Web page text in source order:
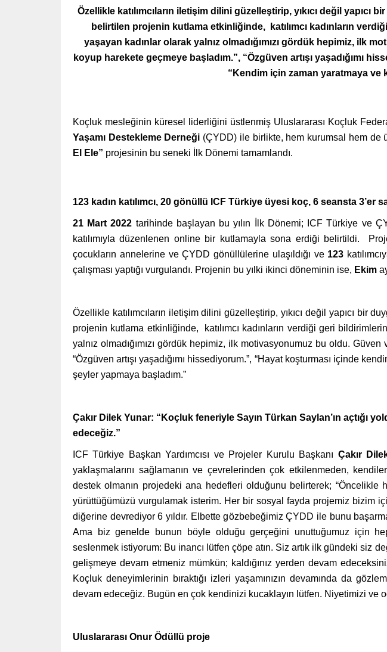
Özellikle katılımcıların iletişim dilini güzelleştirip, yıkıcı değil yapıcı
belirtilen projenin kutlama etkinliğinde, katılımcı kadınların
yaşayan kadınlar olarak yalnız olmadığımızı gördük hepimiz, ilk
koyup harekete geçmeye başladım.”, “Özgüven artışı yaşadığımı
“Kendim için zaman yaratmaya ve
Koçluk mesleğinin küresel liderliğini üstlenmiş Uluslararası Koçluk
Yaşamı Destekleme Derneği (ÇYDD) ile birlikte, hem kurumsal hem de
El Ele” projesinin bu seneki İlk Dönemi tamamlandı.
123 kadın katılımcı, 20 gönüllü ICF Türkiye üyesi koç, 6 seansta 3’er
21 Mart 2022 tarihinde başlayan bu yılın İlk Dönemi; ICF Türkiye ve
katılımıyla düzenlenen online bir kutlamayla sona erdiği belirtildi.
çocukların annelerine ve ÇYDD gönüllülerine ulaşıldığı ve 123
çalışması yaptığı vurgulandı. Projenin bu yılki ikinci döneminin ise, Ekim
Özellikle katılımcıların iletişim dilini güzelleştirip, yıkıcı değil yapıcı bir
projenin kutlama etkinliğinde, katılımcı kadınların verdiği geri
yalnız olmadığımızı gördük hepimiz, ilk motivasyonumuz bu oldu.
“Özgüven artışı yaşadığımı hissediyorum.”, “Hayat koşturması içinde
şeyler yapmaya başladım.”
Çakır Dilek Yunar: “Koçluk feneriyle Sayın Türkan Saylan’ın açtığı
edeceğiz.”
ICF Türkiye Başkan Yardımcısı ve Projeler Kurulu Başkanı Çakır
yaklaşmalarını sağlamanın ve çevrelerinden çok etkilenmeden,
destek olmanın projedeki ana hedefleri olduğunu belirterek;
yürüttüğümüzü vurgulamak isterim. Her bir sosyal fayda projemiz bizim
diğerine devrediyor 6 yıldır. Elbette gözbebeğimiz ÇYDD ile bunu
Ama biz genelde bunun böyle olduğu gerçeğini unuttuğumuz için
seslenmek istiyorum: Bu inancı lütfen çöpe atın. Siz artık ilk gündeki
gelişmeye devam etmeniz mümkün; kaldığınız yerden devam
Koçluk deneyimlerinin bıraktığı izleri yaşamınızın devamında da
devam edeceğiz. Bugün en çok kendinizi kucaklayın lütfen. Niyetimizi ve
Uluslararası Onur Ödüllü proje